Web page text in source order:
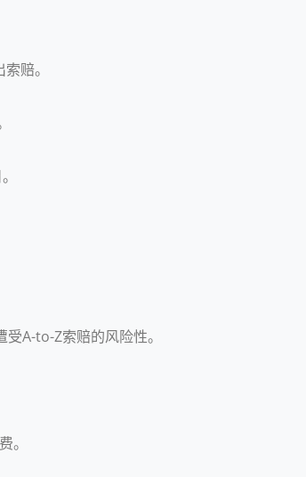
赔。
A-to-Z索赔的风险性。
。